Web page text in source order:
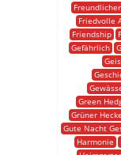
Friedvolle
Friendship
Gefährlich
Green
Grüner
Gute Nacht
Harmonie